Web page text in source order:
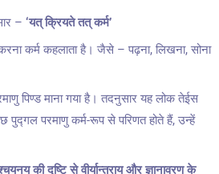
– ‘यत् क्रियते तत् कर्म’
करना कर्म कहलाता है। जैसे – पढ़ना, लिखना, सोना
पिण्ड माना गया है। तदनुसार यह लोक तेईस
पुद्गल परमाणु कर्म-रूप से परिणत होते हैं, उन्हें
की दृष्टि से वीर्यान्तराय और ज्ञानावरण के